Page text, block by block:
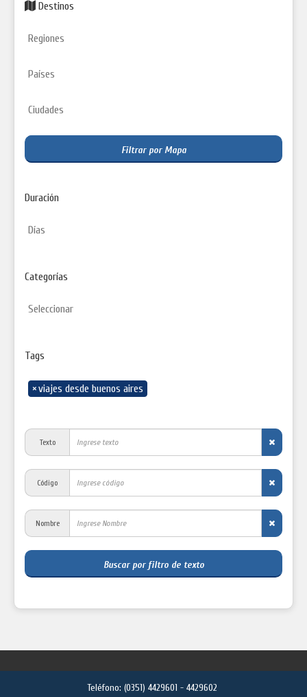
Destinos
Filtrar por Mapa
Duración
Categorías
Tags
×viajes desde buenos aires
Texto
Código
Nombre
Buscar por filtro de texto
Teléfono: (0351) 4429601 - 4429602